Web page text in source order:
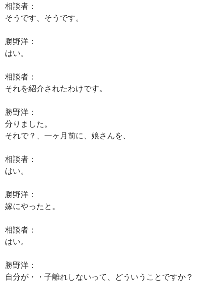
相談者：
そうです、そうです。
勝野洋：
はい。
相談者：
それを紹介されたわけです。
勝野洋：
分りました。
それで？、一ヶ月前に、娘さんを、
相談者：
はい。
勝野洋：
嫁にやったと。
相談者：
はい。
勝野洋：
自分が・・子離れしないって、どういうことですか？